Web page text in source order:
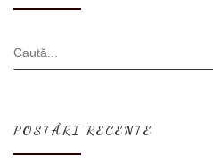
CĂUTARE
POSTĂRI RECENTE